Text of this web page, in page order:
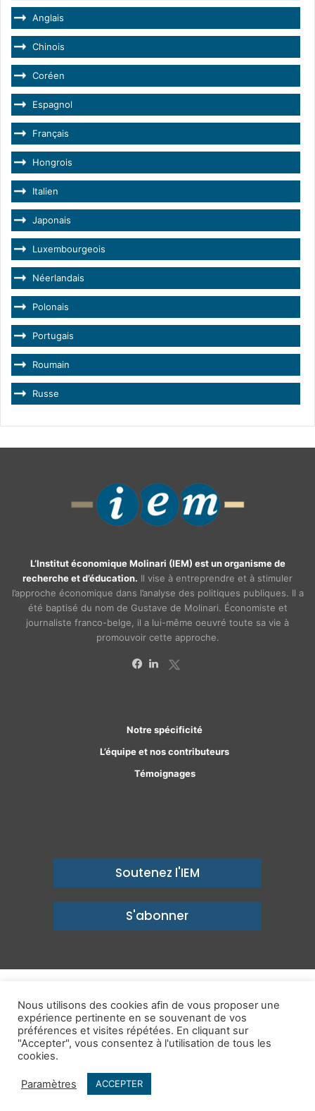
Anglais
Chinois
Coréen
Espagnol
Français
Hongrois
Italien
Japonais
Luxembourgeois
Néerlandais
Polonais
Portugais
Roumain
Russe
L’Institut économique Molinari (IEM) est un organisme de
recherche et d’éducation. Il vise à entreprendre et à stimuler
l’approche économique dans l’analyse des politiques publiques. Il a
été baptisé du nom de Gustave de Molinari. Économiste et
journaliste franco-belge, il a lui-même oeuvré toute sa vie à
promouvoir cette approche.
Notre spécificité
L’équipe et nos contributeurs
Témoignages
Soutenez l'IEM
S'abonner
un avenir prospère
Mentions légales-Politique de confidentialité-Contact
Publications
Nous utilisons des cookies afin de vous proposer une
expérience pertinente en se souvenant de vos
préférences et visites répétées. En cliquant sur
"Accepter", vous consentez à l'utilisation de tous les
cookies.
Paramètres ACCEPTER